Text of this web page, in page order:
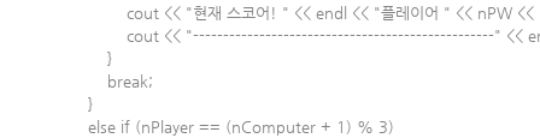
cout << "현재 스코어! " << endl << "플레이어 " << nPW << " :
cout << "--------------------------------------------------" <<
}
break;
}
else if (nPlayer == (nComputer + 1) % 3)